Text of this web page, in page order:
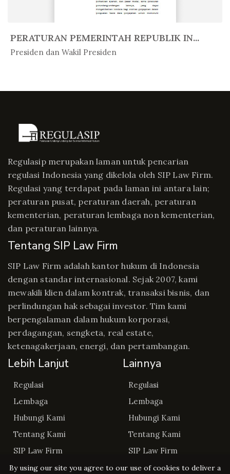
PERATURAN PEMERINTAH REPUBLIK IN...
Presiden dan Wakil Presiden
In Peratur...
Regulasip merupakan laman untuk pencarian
regulasi Indonesia yang dikelola oleh SIP Law Firm.
Regulasi yang terdapat pada laman ini antara lain;
peraturan pusat, peraturan daerah, peraturan
kementerian, peraturan lembaga non kementerian,
dan peraturan lainnya.
Tentang SIP Law Firm
SIP Law Firm adalah kantor hukum di Indonesia
dengan standar internasional. Sejak 2007, kami
mewakili klien dalam kontrak, transaksi bisnis, dan
perlindungan hak sebagai investor. Tim kami
berpengalaman dalam hukum korporasi,
perdagangan, sengketa, real estate,
ketenagakerjaan, energi, dan pertambangan.
Lebih Lanjut
Regulasi
Lembaga
Hubungi Kami
Tentang Kami
SIP Law Firm
Lainnya
Regulasi
Lembaga
Hubungi Kami
Tentang Kami
SIP Law Firm
By using our site you agree to our use of cookies to deliver a